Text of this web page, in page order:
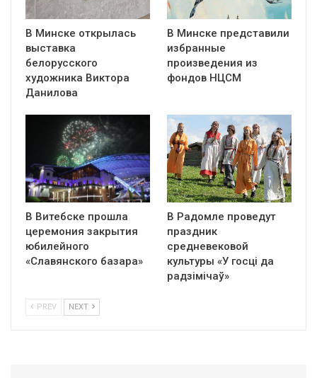
В Минске открылась
выставка
белорусского
художника Виктора
Данилова
В Минске представили
избранные
произведения из
фондов НЦСМ
В Витебске прошла
церемония закрытия
юбилейного
«Славянского базара»
В Радомле проведут
праздник
средневековой
культуры «У госці да
радзімічаў»
PREV NEXT